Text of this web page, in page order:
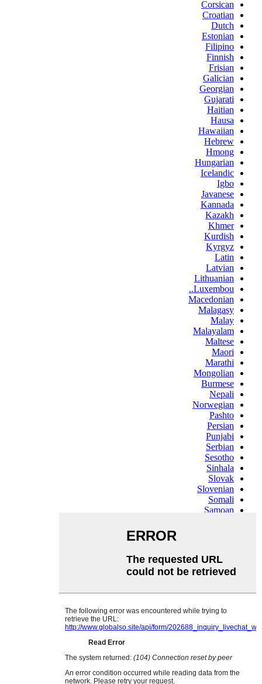
Corsican
Croatian
Dutch
Estonian
Filipino
Finnish
Frisian
Galician
Georgian
Gujarati
Haitian
Hausa
Hawaiian
Hebrew
Hmong
Hungarian
Icelandic
Igbo
Javanese
Kannada
Kazakh
Khmer
Kurdish
Kyrgyz
Latin
Latvian
Lithuanian
Luxembou..
Macedonian
Malagasy
Malay
Malayalam
Maltese
Maori
Marathi
Mongolian
Burmese
Nepali
Norwegian
Pashto
Persian
Punjabi
Serbian
Sesotho
Sinhala
Slovak
Slovenian
Somali
Samoan
Swahili
Tajik
Telugu
Ukrainian
Urdu
Welsh
Xhosa
Yiddish